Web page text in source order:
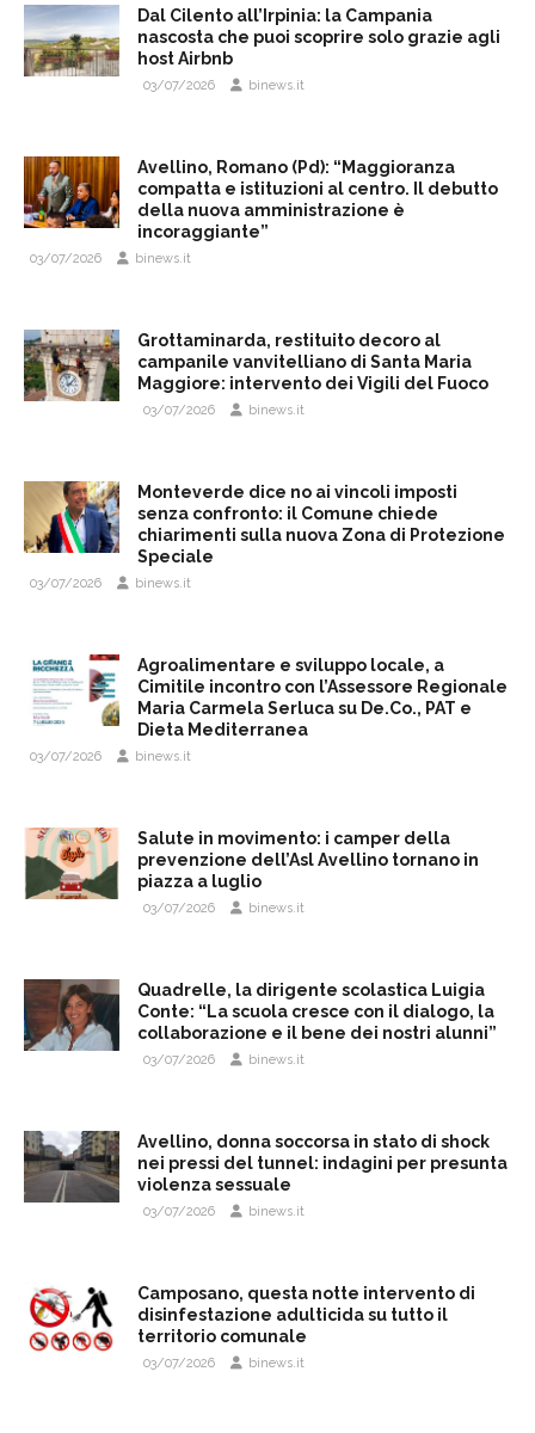
Dal Cilento all’Irpinia: la Campania
nascosta che puoi scoprire solo grazie agli
host Airbnb
03/07/2026 binews.it
Avellino, Romano (Pd): “Maggioranza
compatta e istituzioni al centro. Il debutto
della nuova amministrazione è
incoraggiante”
03/07/2026 binews.it
Grottaminarda, restituito decoro al
campanile vanvitelliano di Santa Maria
Maggiore: intervento dei Vigili del Fuoco
03/07/2026 binews.it
Monteverde dice no ai vincoli imposti
senza confronto: il Comune chiede
chiarimenti sulla nuova Zona di Protezione
Speciale
03/07/2026 binews.it
Agroalimentare e sviluppo locale, a
Cimitile incontro con l’Assessore Regionale
Maria Carmela Serluca su De.Co., PAT e
Dieta Mediterranea
03/07/2026 binews.it
Salute in movimento: i camper della
prevenzione dell’Asl Avellino tornano in
piazza a luglio
03/07/2026 binews.it
Quadrelle, la dirigente scolastica Luigia
Conte: “La scuola cresce con il dialogo, la
collaborazione e il bene dei nostri alunni”
03/07/2026 binews.it
Avellino, donna soccorsa in stato di shock
nei pressi del tunnel: indagini per presunta
violenza sessuale
03/07/2026 binews.it
Camposano, questa notte intervento di
disinfestazione adulticida su tutto il
territorio comunale
03/07/2026 binews.it